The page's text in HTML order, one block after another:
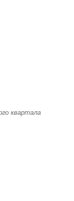
квартала